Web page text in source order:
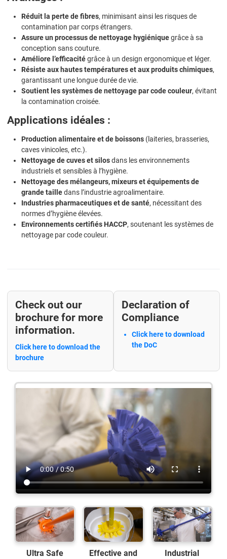
Réduit la perte de fibres, minimisant ainsi les risques de
contamination par corps étrangers.
Assure un processus de nettoyage hygiéniquegrâce à sa
conception sans couture.
Améliore l’efficacitégrâce à un design ergonomique et léger.
Résiste aux hautes températures et aux produits chimiques,
garantissant une longue durée de vie.
Soutient les systèmes de nettoyage par code couleur, évitant
la contamination croisée.
Applications idéales :
Production alimentaire et de boissons (laiteries, brasseries,
caves vinicoles, etc.).
Nettoyage de cuves et silosdans les environnements
industriels et sensibles à l’hygiène.
Nettoyage des mélangeurs, mixeurs et équipements de
grande tailledans l’industrie agroalimentaire.
Industries pharmaceutiques et de santé, nécessitant des
normes d’hygiène élevées.
Environnements certifiés HACCP, soutenant les systèmes de
nettoyage par code couleur.
Check out our
brochure for more
information.
Click here to download the
brochure
Declaration of
Compliance
Click here to download
the DoC
Ultra Safe
Effective and
Industrial